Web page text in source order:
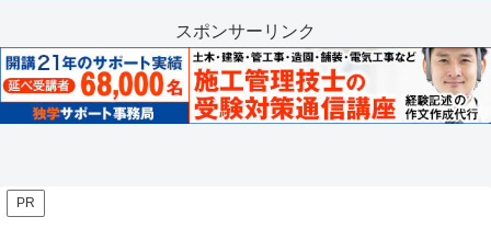
スポンサーリンク
PR